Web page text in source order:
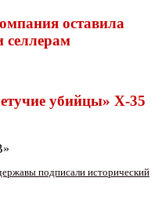
оставила
убийцы» X-35
подписали исторический